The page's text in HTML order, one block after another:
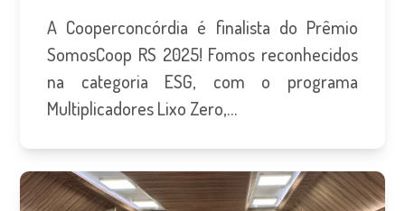
A Cooperconcórdia é finalista do Prêmio
SomosCoop RS 2025! Fomos reconhecidos
na categoria ESG, com o programa
Multiplicadores Lixo Zero,…